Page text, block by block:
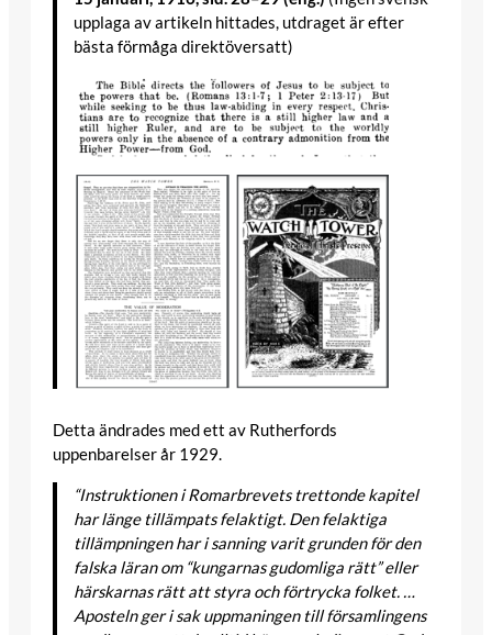
upplaga av artikeln hittades, utdraget är efter
bästa förmåga direktöversatt)
Detta ändrades med ett av Rutherfords
uppenbarelser år 1929.
“Instruktionen i Romarbrevets trettonde kapitel
har länge tillämpats felaktigt. Den felaktiga
tillämpningen har i sanning varit grunden för den
falska läran om “kungarnas gudomliga rätt” eller
härskarnas rätt att styra och förtrycka folket. …
Aposteln ger i sak uppmaningen till församlingens